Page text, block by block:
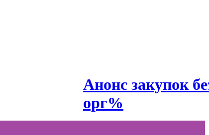
Анонс закупок
орг%